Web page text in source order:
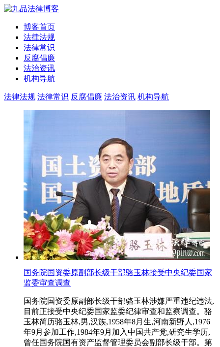
博客首页
法律法规
法律常识
反腐倡廉
法治资讯
机构导航
法律法规 法律常识 反腐倡廉 法治资讯 机构导航
国务院国资委原副部长级干部骆玉林接受中央纪委国家
监委审查调查
国务院国资委原副部长级干部骆玉林涉嫌严重违纪违法,
目前正接受中央纪委国家监委纪律审查和监察调查。骆
玉林简历骆玉林,男,汉族,1958年8月生,河南新野人,1976
年9月参加工作,1984年9月加入中国共产党,研究生学历,
曾任国务院国有资产监督管理委员会副部长级干部。第